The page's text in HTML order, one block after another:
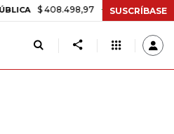
$ 408.498,97 +$ 8.753,81 +2,19%
SUSCRÍBASE